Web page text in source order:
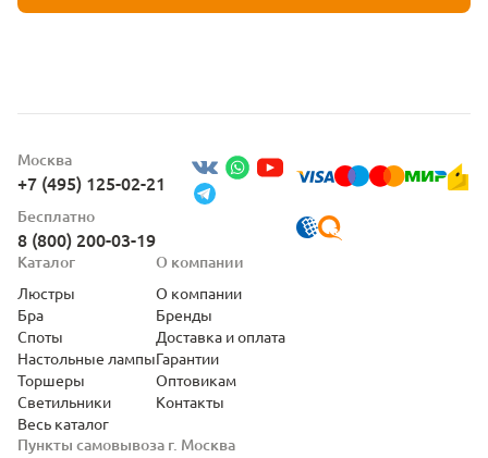
Москва
+7 (495) 125-02-21
Бесплатно
8 (800) 200-03-19
Пункты самовывоза г. Москва
Каталог
Люстры
Бра
Споты
Настольные лампы
Торшеры
Светильники
Весь каталог
О компании
О компании
Бренды
Доставка и оплата
Гарантии
Оптовикам
Контакты